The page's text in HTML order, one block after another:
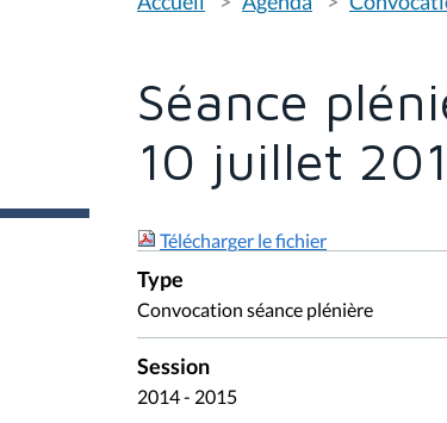
o
e
s
c
Séance
10 juillet
Télécharger le fichier
Type
Convocation séance plénière
Session
2014 - 2015